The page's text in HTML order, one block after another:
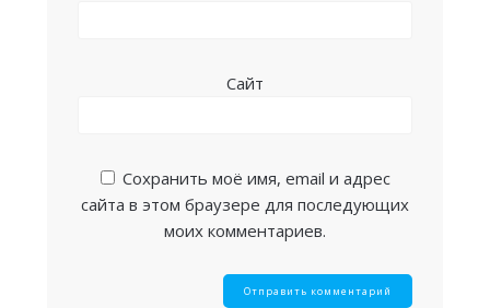
Сайт
Сохранить моё имя, email и адрес
сайта в этом браузере для последующих
моих комментариев.